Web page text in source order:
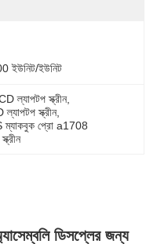
ইউনিট/ইউনিট
ল্যাপটপ স্ক্রীন,
ল্যাপটপ স্ক্রীন,
প্রো a1708
ডিসপ্লের জন্য